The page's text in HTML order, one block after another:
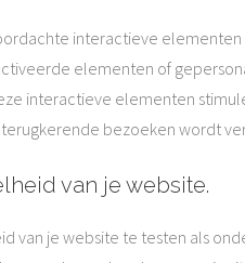
interactieve
elementen of
interactieve elementen
bezoeken wordt
van je website.
van je website te testen als